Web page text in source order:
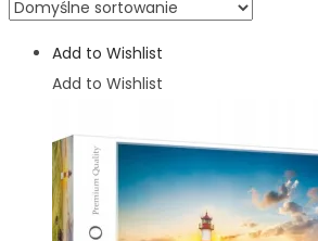
Add to Wishlist
Add to Wishlist